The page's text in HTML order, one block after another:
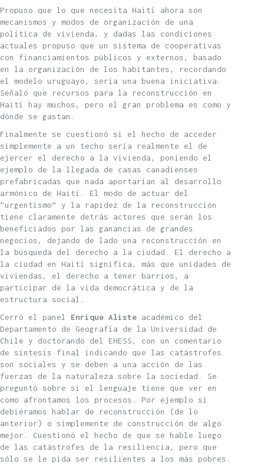
Propuso que lo que necesita Haití ahora son
mecanismos y modos de organización de una
política de vivienda, y dadas las condiciones
actuales propuso que un sistema de cooperativas
con financiamientos públicos y externos, basado
en la organización de los habitantes, recordando
el modelo uruguayo, sería una buena iniciativa.
Señaló que recursos para la reconstrucción en
Haití hay muchos, pero el gran problema es como y
dónde se gastan.
Finalmente se cuestionó si el hecho de acceder
simplemente a un techo sería realmente el de
ejercer el derecho a la vivienda, poniendo el
ejemplo de la llegada de casas canadienses
prefabricadas que nada aportarían al desarrollo
armónico de Haití. El modo de actuar del
“urgentismo” y la rapidez de la reconstrucción
tiene claramente detrás actores que serán los
beneficiados por las ganancias de grandes
negocios, dejando de lado una reconstrucción en
la búsqueda del derecho a la ciudad. El derecho a
la ciudad en Haití significa, más que unidades de
viviendas, el derecho a tener barrios, a
participar de la vida democrática y de la
estructura social.
Cerró el panel Enrique Aliste académico del
Departamento de Geografía de la Universidad de
Chile y doctorando del EHESS, con un comentario
de síntesis final indicando que las catástrofes
son sociales y se deben a una acción de las
fuerzas de la naturaleza sobre la sociedad. Se
preguntó sobre si el lenguaje tiene que ver en
como afrontamos los procesos. Por ejemplo si
debiéramos hablar de reconstrucción (de lo
anterior) o simplemente de construcción de algo
mejor. Cuestionó el hecho de que se hable luego
de las catástrofes de la resiliencia, pero que
sólo se le pida ser resilientes a los más pobres.